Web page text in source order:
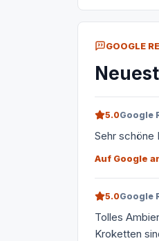
GOOGLE
5.0Google
Sehr schöne
Auf Google
5.0Google
Tolles
Kroketten